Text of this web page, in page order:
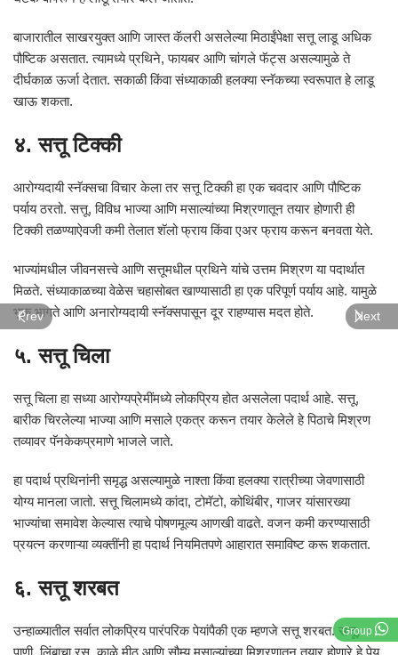
Group
बाजारातील साखरयुक्त आणि जास्त कॅलरी असलेल्या मिठाईंपेक्षा सत्तू लाडू अधिक
पौष्टिक असतात. त्यामध्ये प्रथिने, फायबर आणि चांगले फॅट्स असल्यामुळे ते
दीर्घकाळ ऊर्जा देतात. सकाळी किंवा संध्याकाळी हलक्या स्नॅकच्या स्वरूपात हे लाडू
खाऊ शकता.
४. सत्तू टिक्की
आरोग्यदायी स्नॅक्सचा विचार केला तर सत्तू टिक्की हा एक चवदार आणि पौष्टिक
पर्याय ठरतो. सत्तू, विविध भाज्या आणि मसाल्यांच्या मिश्रणातून तयार होणारी ही
टिक्की तळण्याऐवजी कमी तेलात शॅलो फ्राय किंवा एअर फ्राय करून बनवता येते.
भाज्यांमधील जीवनसत्त्वे आणि सत्तूमधील प्रथिने यांचे उत्तम मिश्रण या पदार्थात
मिळते. संध्याकाळच्या वेळेस चहासोबत खाण्यासाठी हा एक परिपूर्ण पर्याय आहे. यामुळे
भूक भागते आणि अनारोग्यदायी स्नॅक्सपासून दूर राहण्यास मदत होते.
५. सत्तू चिला
सत्तू चिला हा सध्या आरोग्यप्रेमींमध्ये लोकप्रिय होत असलेला पदार्थ आहे. सत्तू,
बारीक चिरलेल्या भाज्या आणि मसाले एकत्र करून तयार केलेले हे पिठाचे मिश्रण
तव्यावर पॅनकेकप्रमाणे भाजले जाते.
हा पदार्थ प्रथिनांनी समृद्ध असल्यामुळे नाश्ता किंवा हलक्या रात्रीच्या जेवणासाठी
योग्य मानला जातो. सत्तू चिलामध्ये कांदा, टोमॅटो, कोथिंबीर, गाजर यांसारख्या
भाज्यांचा समावेश केल्यास त्याचे पोषणमूल्य आणखी वाढते. वजन कमी करण्यासाठी
प्रयत्न करणाऱ्या व्यक्तींनी हा पदार्थ नियमितपणे आहारात समाविष्ट करू शकतात.
६. सत्तू शरबत
उन्हाळ्यातील सर्वात लोकप्रिय पारंपरिक पेयांपैकी एक म्हणजे सत्तू शरबत. सत्तू,
पाणी, लिंबाचा रस, काळे मीठ आणि सौम्य मसाल्यांच्या मिश्रणातून तयार होणारे हे पेय
Prev Next